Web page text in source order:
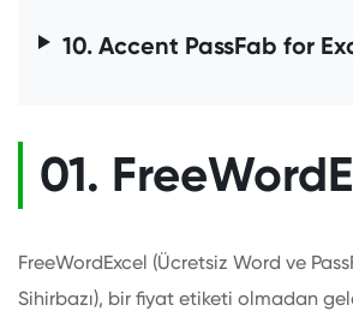
10. Accent PassFab for
01.
FreeWordExcel (Ücretsiz Word ve
Sihirbazı), bir fiyat etiketi olmadan